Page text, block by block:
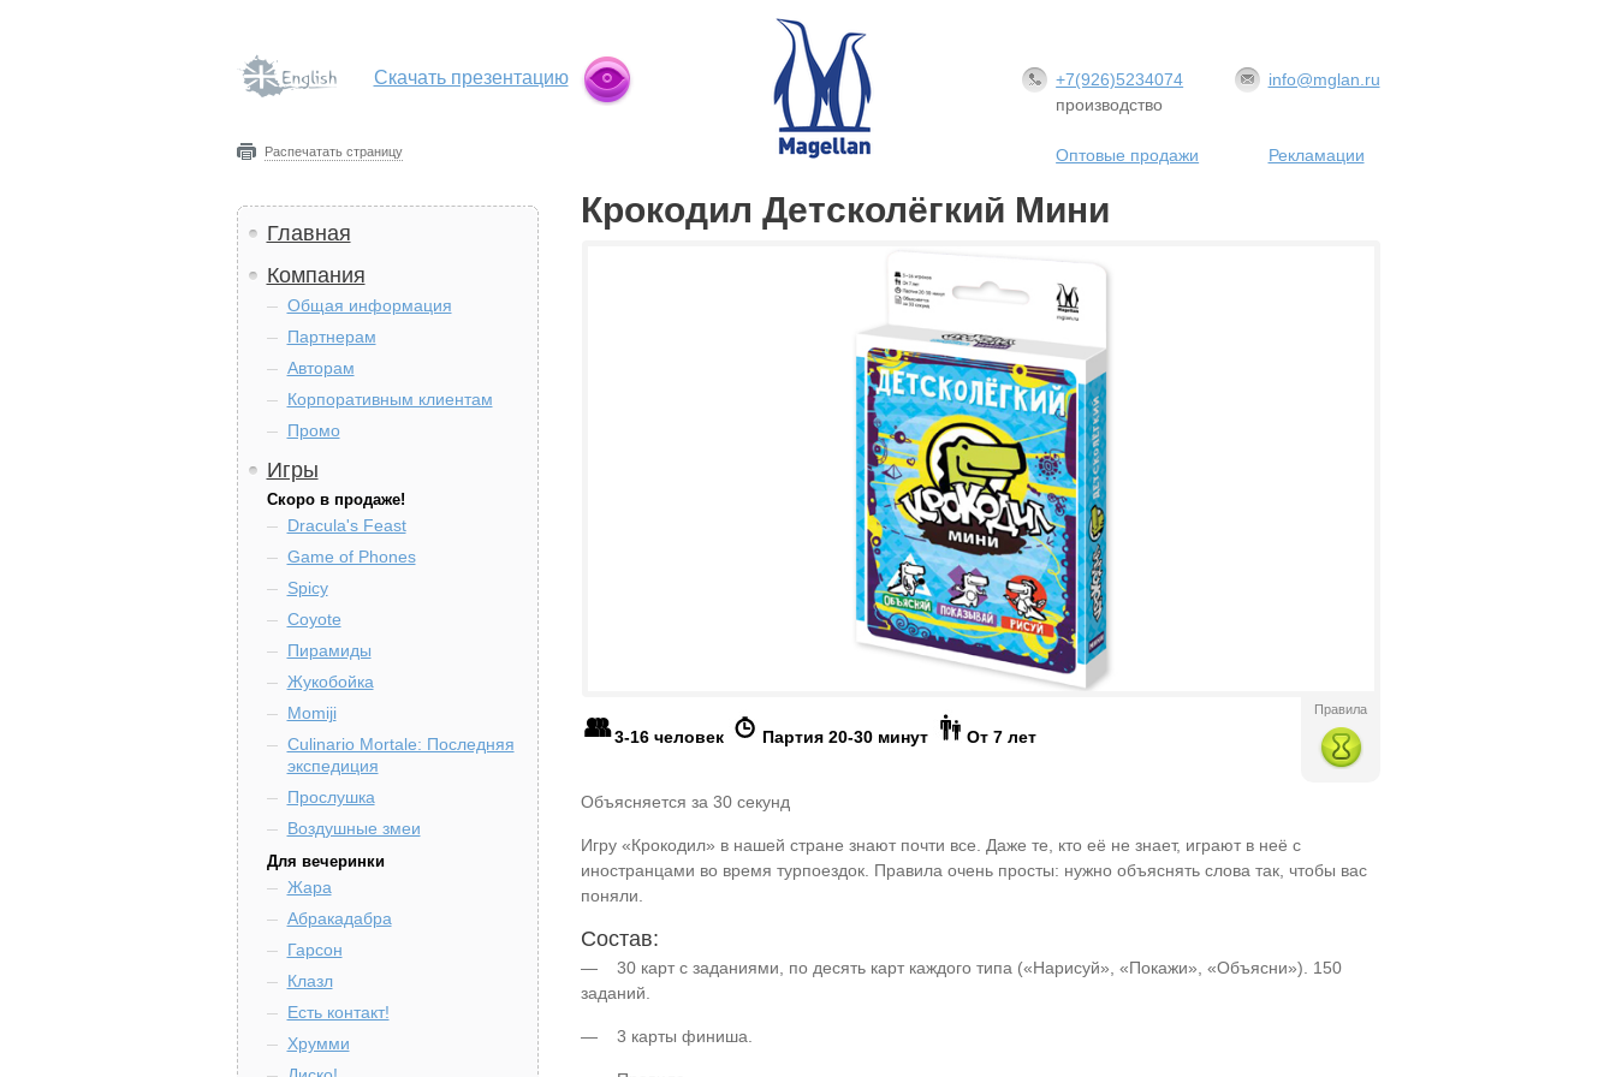
Скачать презентацию info@mglan.ru
Рекламации
+7(926)5234074
производство
Оптовые продажи
Распечатать страницу
Главная
Компания
Общая информация
Партнерам
Авторам
Корпоративным клиентам
Промо
Игры
Скоро в продаже!
Dracula's Feast
Game of Phones
Spicy
Coyote
Пирамиды
Жукобойка
Momiji
Culinario Mortale: Последняя
экспедиция
Прослушка
Воздушные змеи
Для вечеринки
Жара
Абракадабра
Гарсон
Клазл
Есть контакт!
Хрумми
Крокодил Детсколёгкий Мини
Правила
3-16 человек Партия 20-30 минут От 7 лет
Объясняется за 30 секунд
Игру «Крокодил» в нашей стране знают почти все. Даже те, кто её не знает, играют в неё с
иностранцами во время турпоездок. Правила очень просты: нужно объяснять слова так, чтобы вас
поняли.
Состав:
— 30 карт с заданиями, по десять карт каждого типа («Нарисуй», «Покажи», «Объясни»). 150
заданий.
— 3 карты финиша.